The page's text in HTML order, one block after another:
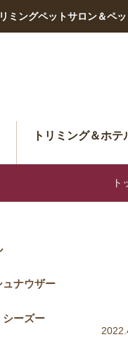
ミングペットサロン＆ペ
トリミング＆ホテ
ト
ュナウザー
シーズー